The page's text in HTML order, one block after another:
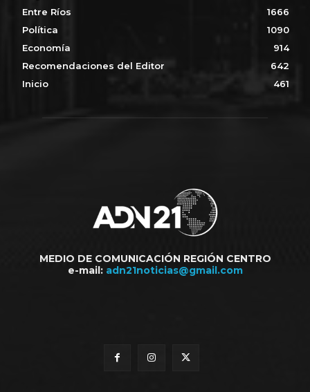
Entre Ríos
1666
Política
1090
Economía
914
Recomendaciones del Editor
642
Inicio
461
MEDIO DE COMUNICACIÓN REGIÓN CENTRO
e-mail: adn21noticias@gmail.com